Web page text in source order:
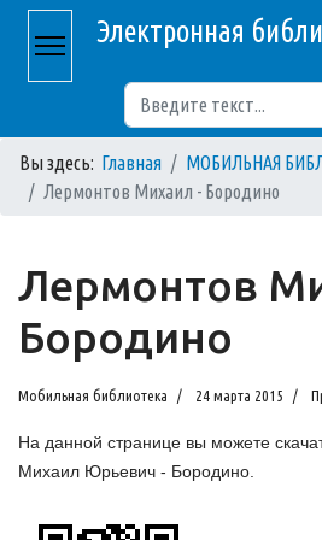
Электронная
Вы здесь: Главная
МОБИЛЬНАЯ
Лермонтов Михаил - Бородино
Лермонтов
Бородино
Мобильная библиотека 24 марта 2015
На данной странице вы можете
Михаил Юрьевич - Бородино.